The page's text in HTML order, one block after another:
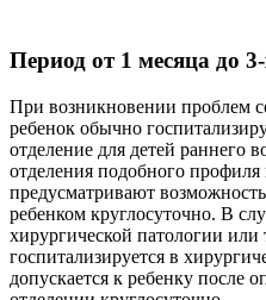
Период от 1 месяца до
При возникновении проблем
ребенок обычно
отделение для детей раннего
отделения подобного профиля
предусматривают
ребенком круглосуточно. В
хирургической патологии
госпитализируется в
допускается к ребенку после